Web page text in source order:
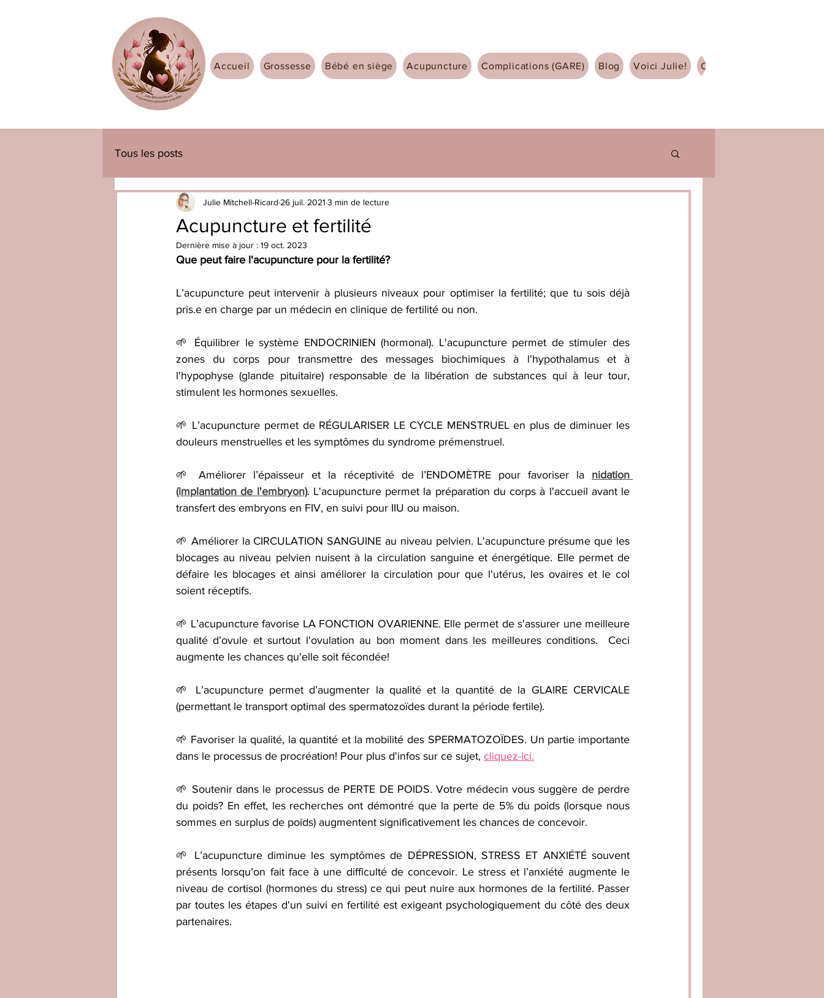
Accueil Grossesse Bébé en siège Acupuncture Complications (GARE) Blog Voici Julie! Contact
Tous les posts
Acupuncture et fertilité
Julie Mitchell-Ricard 26 juil. 2021 3 min de lecture
Dernière mise à jour : 19 oct. 2023
Que peut faire l'acupuncture pour la fertilité?
L’acupuncture peut intervenir à plusieurs niveaux pour optimiser la fertilité; que tu sois déjà
pris.e en charge par un médecin en clinique de fertilité ou non.
🌱 Équilibrer le système ENDOCRINIEN (hormonal). L'acupuncture permet de stimuler des
zones du corps pour transmettre des messages biochimiques à l'hypothalamus et à
l'hypophyse (glande pituitaire) responsable de la libération de substances qui à leur tour,
stimulent les hormones sexuelles.
🌱 L’acupuncture permet de RÉGULARISER LE CYCLE MENSTRUEL en plus de diminuer les
douleurs menstruelles et les symptômes du syndrome prémenstruel.
🌱 Améliorer l’épaisseur et la réceptivité de l’ENDOMÈTRE pour favoriser la nidation
(implantation de l'embryon). L'acupuncture permet la préparation du corps à l'accueil avant le
transfert des embryons en FIV, en suivi pour IIU ou maison.
🌱 Améliorer la CIRCULATION SANGUINE au niveau pelvien. L'acupuncture présume que les
blocages au niveau pelvien nuisent à la circulation sanguine et énergétique. Elle permet de
défaire les blocages et ainsi améliorer la circulation pour que l'utérus, les ovaires et le col
soient réceptifs.
🌱 L’acupuncture favorise LA FONCTION OVARIENNE. Elle permet de s'assurer une meilleure
qualité d’ovule et surtout l'ovulation au bon moment dans les meilleures conditions.  Ceci
augmente les chances qu'elle soit fécondée!
🌱 L’acupuncture permet d’augmenter la qualité et la quantité de la GLAIRE CERVICALE
(permettant le transport optimal des spermatozoïdes durant la période fertile).
🌱 Favoriser la qualité, la quantité et la mobilité des SPERMATOZOÏDES. Un partie importante
dans le processus de procréation! Pour plus d'infos sur ce sujet, cliquez-ici.
🌱 Soutenir dans le processus de PERTE DE POIDS. Votre médecin vous suggère de perdre
du poids? En effet, les recherches ont démontré que la perte de 5% du poids (lorsque nous
sommes en surplus de poids) augmentent significativement les chances de concevoir.
🌱 L’acupuncture diminue les symptômes de DÉPRESSION, STRESS ET ANXIÉTÉ souvent
présents lorsqu’on fait face à une difficulté de concevoir. Le stress et l’anxiété augmente le
niveau de cortisol (hormones du stress) ce qui peut nuire aux hormones de la fertilité. Passer
par toutes les étapes d'un suivi en fertilité est exigeant psychologiquement du côté des deux
partenaires.